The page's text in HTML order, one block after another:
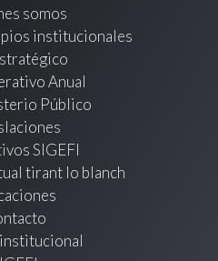
somos
institucionales
Anual
Público
SIGEFI
tirant lo blanch